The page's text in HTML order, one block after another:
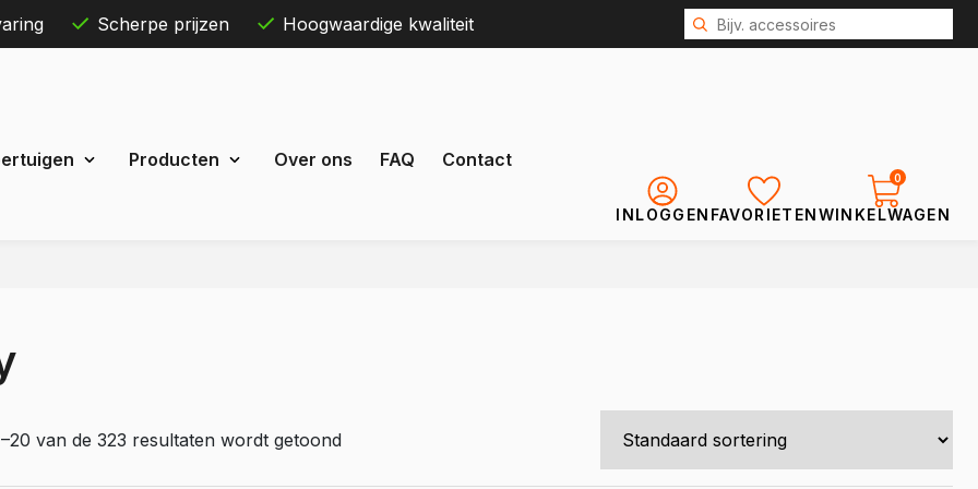
Scherpe prijzen Hoogwaardige kwaliteit
Skip
Producten Over ons FAQ Contact
INLOGGEN FAVORIETEN
0
WINKELWAGEN
Mercedes
Trafic
Trafic E-Tech
Master
van de 323 resultaten wordt getoond